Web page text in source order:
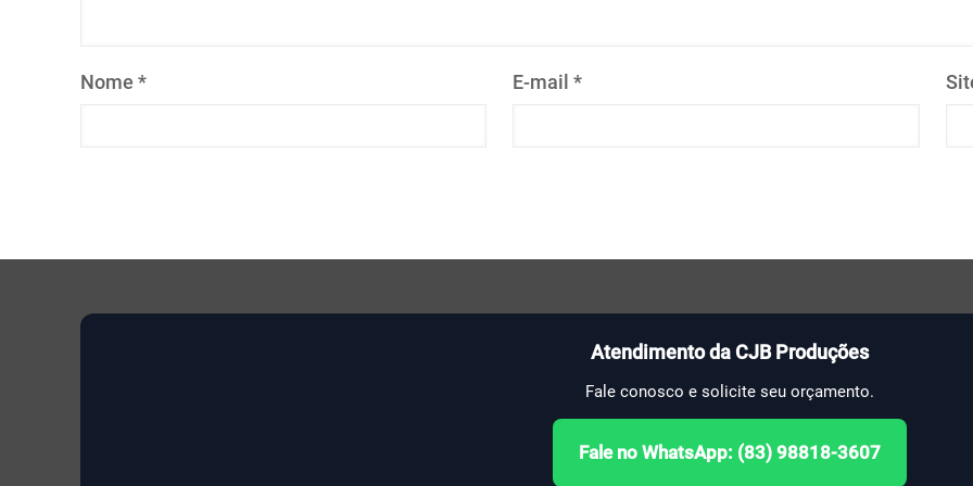
Nome * E-mail*
Atendimento da CJB Produções
Fale conosco e solicite seu orçamento.
Fale no WhatsApp: (83) 98818-3607